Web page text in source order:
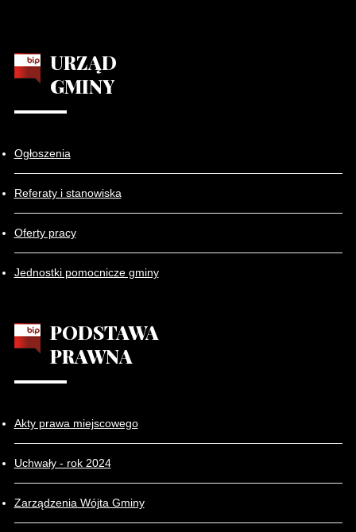
URZĄD
GMINY
Ogłoszenia
Referaty i stanowiska
Oferty pracy
Jednostki pomocnicze gminy
PODSTAWA
PRAWNA
Akty prawa miejscowego
Uchwały - rok 2024
Zarządzenia Wójta Gminy